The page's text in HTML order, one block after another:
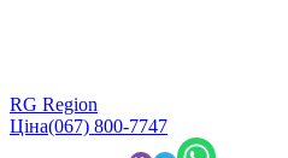
RG Region
Ціна(067) 800-7747